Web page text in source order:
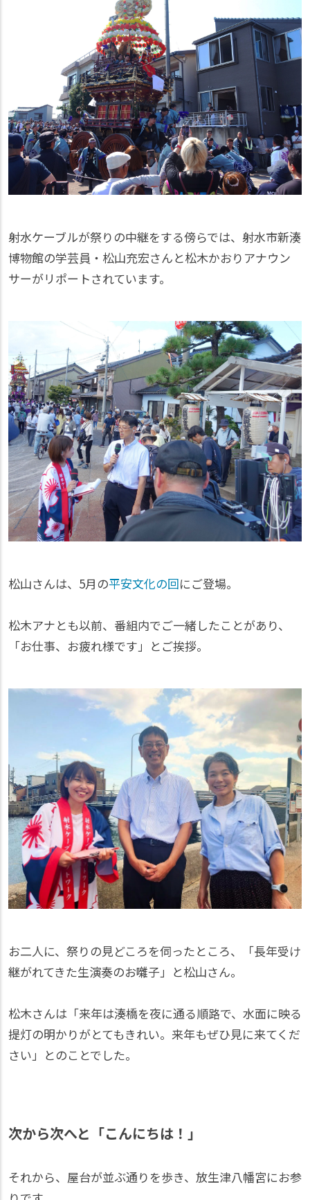
射水ケーブルが祭りの中継をする傍らでは、射水市新湊
博物館の学芸員・松山充宏さんと松木かおりアナウン
サーがリポートされています。
松山さんは、5月の平安文化の回にご登場。
松木アナとも以前、番組内でご一緒したことがあり、
「お仕事、お疲れ様です」とご挨拶。
お二人に、祭りの見どころを伺ったところ、「長年受け
継がれてきた生演奏のお囃子」と松山さん。
松木さんは「来年は湊橋を夜に通る順路で、水面に映る
提灯の明かりがとてもきれい。来年もぜひ見に来てくだ
さい」とのことでした。
次から次へと「こんにちは！」
それから、屋台が並ぶ通りを歩き、放生津八幡宮にお参